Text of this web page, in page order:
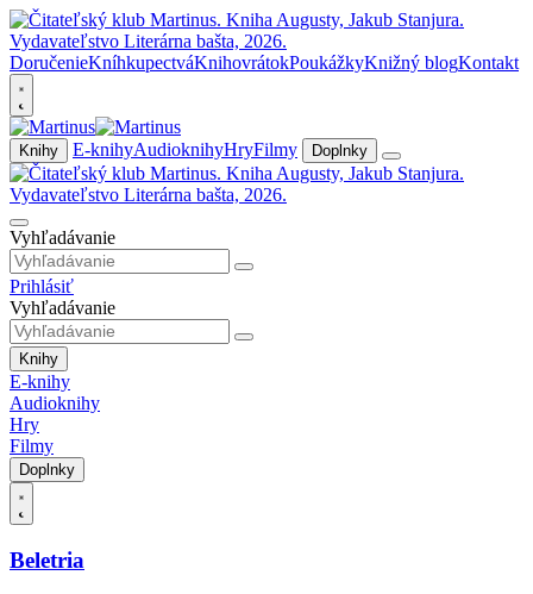
DoručenieKníhkupectváKnihovrátokPoukážkyKnižný blogKontakt
Knihy E-knihyAudioknihyHryFilmy Doplnky
Vyhľadávanie
Prihlásiť
Vyhľadávanie
Knihy
E-knihy
Audioknihy
Hry
Filmy
Doplnky
Beletria